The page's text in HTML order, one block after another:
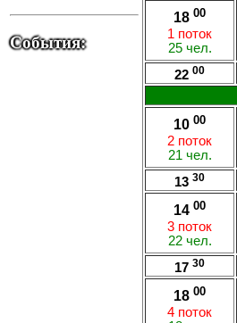
События:
18 00
1 поток
25 чел.
22 00
10 00
2 поток
21 чел.
13 30
14 00
3 поток
22 чел.
17 30
18 00
4 поток